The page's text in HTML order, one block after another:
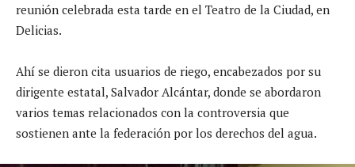
reunión celebrada esta tarde en el Teatro de la Ciudad, en
Delicias.
Ahí se dieron cita usuarios de riego, encabezados por su
dirigente estatal, Salvador Alcántar, donde se abordaron
varios temas relacionados con la controversia que
sostienen ante la federación por los derechos del agua.